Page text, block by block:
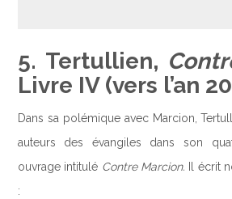
5. Tertullien,
Livre IV (vers l’an
Dans sa polémique avec Marcion,
auteurs des évangiles dans son
ouvrage intitulé Contre Marcion. Il écrit
: